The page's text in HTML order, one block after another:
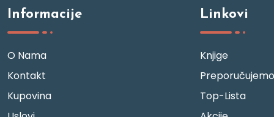
Informacije
O Nama
Kontakt
Kupovina
Linkovi
Knjige
Preporučujemo
Top-Lista